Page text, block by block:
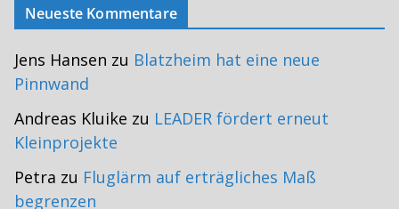
Neueste Kommentare
Jens Hansen zu Blatzheim hat eine neue
Pinnwand
Andreas Kluike zu LEADER fördert erneut
Kleinprojekte
Petra zu Fluglärm auf erträgliches Maß
begrenzen